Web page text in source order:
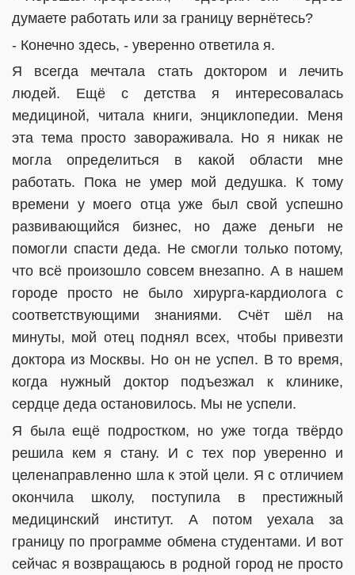
думаете работать или за границу вернётесь?
- Конечно здесь, - уверенно ответила я.
Я всегда мечтала стать доктором и лечить
людей. Ещё с детства я интересовалась
медициной, читала книги, энциклопедии. Меня
эта тема просто завораживала. Но я никак не
могла определиться в какой области мне
работать. Пока не умер мой дедушка. К тому
времени у моего отца уже был свой успешно
развивающийся бизнес, но даже деньги не
помогли спасти деда. Не смогли только потому,
что всё произошло совсем внезапно. А в нашем
городе просто не было хирурга-кардиолога с
соответствующими знаниями. Счёт шёл на
минуты, мой отец поднял всех, чтобы привезти
доктора из Москвы. Но он не успел. В то время,
когда нужный доктор подъезжал к клинике,
сердце деда остановилось. Мы не успели.
Я была ещё подростком, но уже тогда твёрдо
решила кем я стану. И с тех пор уверенно и
целенаправленно шла к этой цели. Я с отличием
окончила школу, поступила в престижный
медицинский институт. А потом уехала за
границу по программе обмена студентами. И вот
сейчас я возвращаюсь в родной город не просто